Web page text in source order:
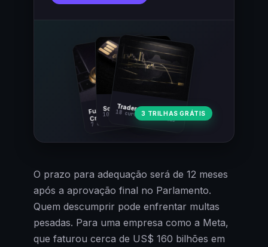
Fundamentos
Cripto
7 cursos · 31 aulas
Trader Cripto
18 cursos · 80 aulas
Soberania Bitcoin
10 cursos · 44 aulas3 TRILHAS GRÁTIS
O prazo para adequação será de 12 meses
após a aprovação final no Parlamento.
Quem descumprir pode enfrentar multas
pesadas. Para uma empresa como a Meta,
que faturou cerca de US$ 160 bilhões em